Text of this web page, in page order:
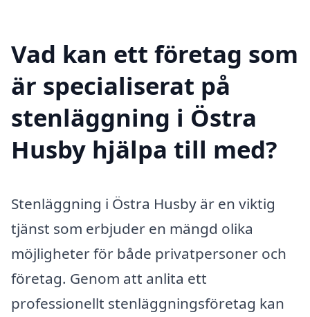
Vad kan ett företag som
är specialiserat på
stenläggning i Östra
Husby hjälpa till med?
Stenläggning i Östra Husby är en viktig
tjänst som erbjuder en mängd olika
möjligheter för både privatpersoner och
företag. Genom att anlita ett
professionellt stenläggningsföretag kan